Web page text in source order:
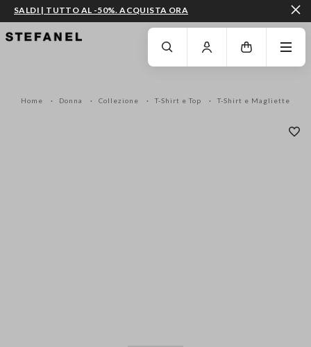
VAI AL CONTENUTO PRINCIPALE SCENDI AL FONDO DELLA PAGINA
SALDI | TUTTO AL -50%. ACQUISTA ORA
Home Donna Collezione T-Shirt e Top T-Shirt e Magliette